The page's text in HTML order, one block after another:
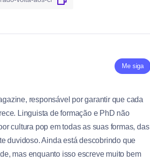
Me siga
responsável por garantir que cada
Linguista de formação e PhD não
cultura pop em todas as suas formas, das
duvidoso. Ainda está descobrindo que
mas enquanto isso escreve muito bem